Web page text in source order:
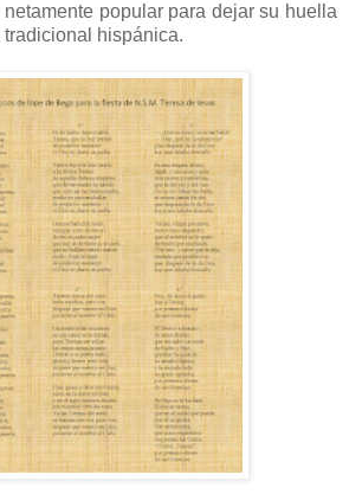
popular para dejar su huella
hispánica.